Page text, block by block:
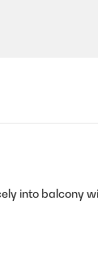
into balcony